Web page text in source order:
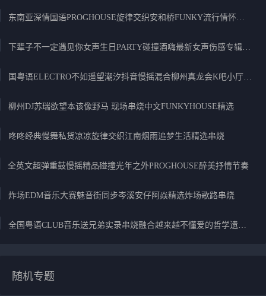
东南亚深情国语PROGHOUSE旋律交织安和桥FUNKY流行情怀串烧
下辈子不一定遇见你女声生日PARTY碰撞酒嗨最新女声伤感专辑实录
国粤语ELECTRO不如遥望潮汐抖音慢摇混合柳州真龙会K吧小厅小康混音
柳州DJ苏瑞欲望本该像野马 现场串烧中文FUNKYHOUSE精选
咚咚经典慢舞私货凉凉旋律交织江南烟雨追梦生活精选串烧
全英文超弹重鼓慢摇精品碰撞光年之外PROGHOUSE醉美抒情节奏
炸场EDM音乐大赛魅音街同步岑溪安仔阿焱精选炸场歌路串烧
全国粤语CLUB音乐送兄弟实录串烧融合越来越不懂爱的哲学遗憾专辑
随机专题